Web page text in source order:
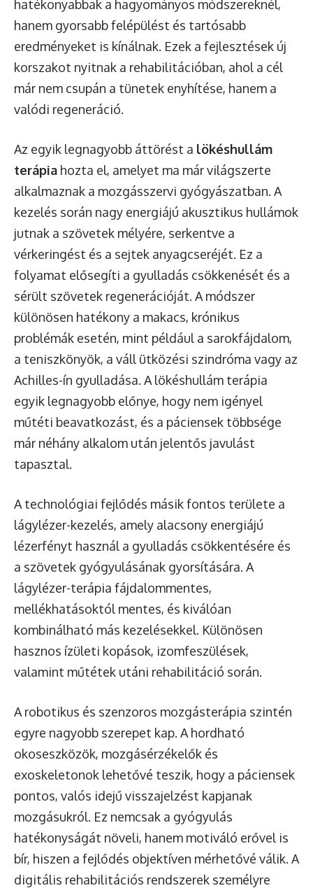
hatékonyabbak a hagyományos módszereknél,
hanem gyorsabb felépülést és tartósabb
eredményeket is kínálnak. Ezek a fejlesztések új
korszakot nyitnak a rehabilitációban, ahol a cél
már nem csupán a tünetek enyhítése, hanem a
valódi regeneráció.
Az egyik legnagyobb áttörést a lökéshullám
terápia hozta el, amelyet ma már világszerte
alkalmaznak a mozgásszervi gyógyászatban. A
kezelés során nagy energiájú akusztikus hullámok
jutnak a szövetek mélyére, serkentve a
vérkeringést és a sejtek anyagcseréjét. Ez a
folyamat elősegíti a gyulladás csökkenését és a
sérült szövetek regenerációját. A módszer
különösen hatékony a makacs, krónikus
problémák esetén, mint például a sarokfájdalom,
a teniszkönyök, a váll ütközési szindróma vagy az
Achilles-ín gyulladása. A lökéshullám terápia
egyik legnagyobb előnye, hogy nem igényel
műtéti beavatkozást, és a páciensek többsége
már néhány alkalom után jelentős javulást
tapasztal.
A technológiai fejlődés másik fontos területe a
lágylézer-kezelés, amely alacsony energiájú
lézerfényt használ a gyulladás csökkentésére és
a szövetek gyógyulásának gyorsítására. A
lágylézer-terápia fájdalommentes,
mellékhatásoktól mentes, és kiválóan
kombinálható más kezelésekkel. Különösen
hasznos ízületi kopások, izomfeszülések,
valamint műtétek utáni rehabilitáció során.
A robotikus és szenzoros mozgásterápia szintén
egyre nagyobb szerepet kap. A hordható
okoseszközök, mozgásérzékelők és
exoskeletonok lehetővé teszik, hogy a páciensek
pontos, valós idejű visszajelzést kapjanak
mozgásukról. Ez nemcsak a gyógyulás
hatékonyságát növeli, hanem motiváló erővel is
bír, hiszen a fejlődés objektíven mérhetővé válik. A
digitális rehabilitációs rendszerek személyre